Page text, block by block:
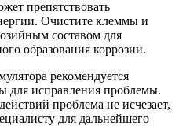
препятствовать
Очистите клеммы и
составом для
образования коррозии.
рекомендуется
для исправления проблемы.
проблема не исчезает,
для дальнейшего